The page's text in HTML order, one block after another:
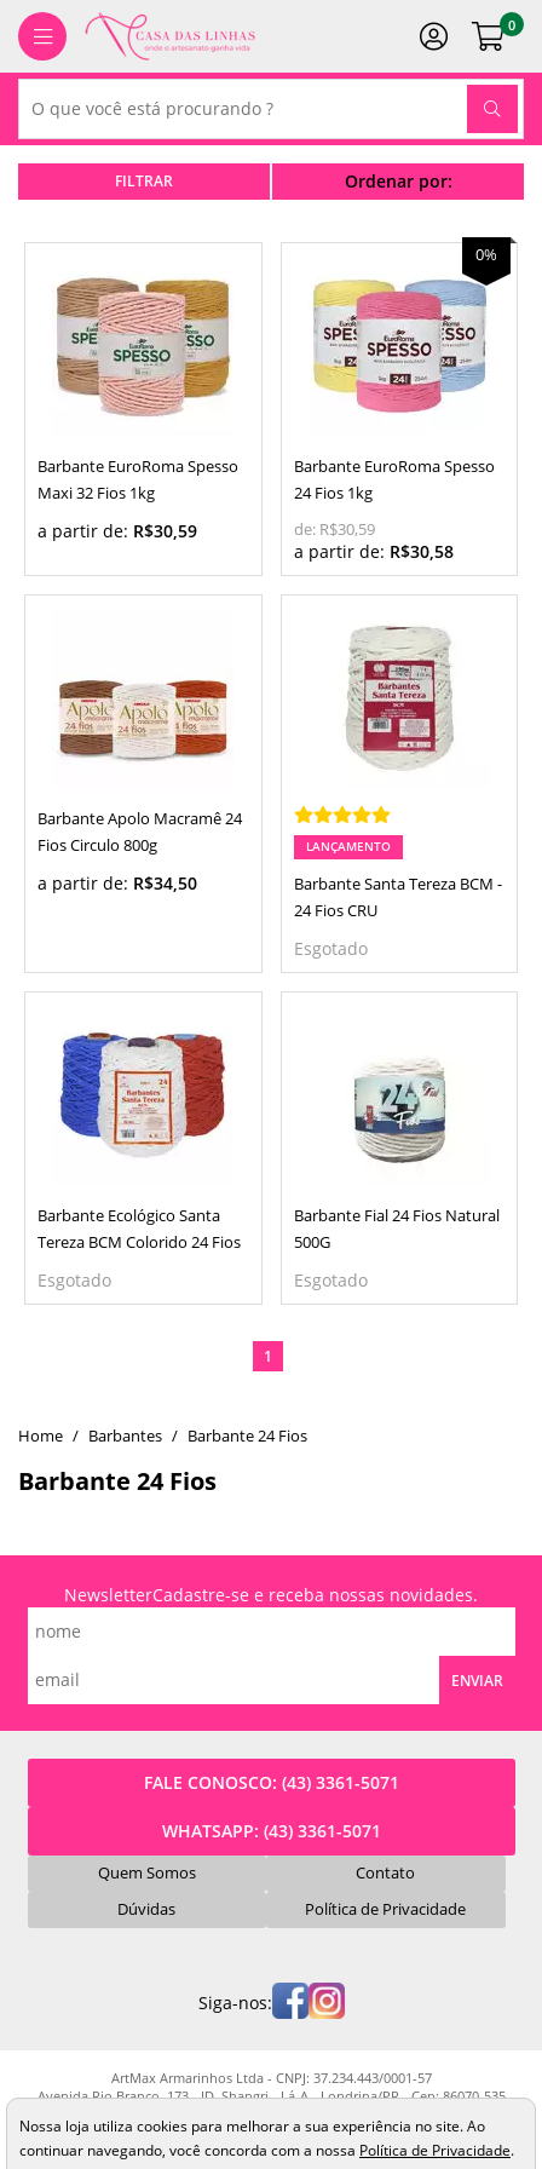
0
Barbantes Barbante 24 Fios
Barbante 24 Fios
Ordenar por:
Barbante EuroRoma Spesso
Maxi 32 Fios 1kg
a partir de: R$30,59
Barbante EuroRoma Spesso
24 Fios 1kg
de: R$30,59
a partir de: R$30,58
0%
Barbante Apolo Macramê 24
Fios Circulo 800g
a partir de: R$34,50
LANÇAMENTO
Barbante Santa Tereza BCM -
24 Fios CRU
Esgotado
Barbante Ecológico Santa
Tereza BCM Colorido 24 Fios
Esgotado
Barbante Fial 24 Fios Natural
500G
Esgotado
1
NewsletterCadastre-se e receba nossas novidades.
ENVIAR
FALE CONOSCO: (43) 3361-5071
WHATSAPP: (43) 3361-5071
Quem Somos
Contato
Dúvidas
Política de Privacidade
Siga-nos:
ArtMax Armarinhos Ltda - CNPJ: 37.234.443/0001-57
Avenida Rio Branco, 173 - JD. Shangri - Lá-A - Londrina/PR - Cep: 86070-535
neste site não valem necessariamente para nossa loja física e podem sofrer
alterações sem prévia notificação. Imagens meramente ilustrativas. Pedidos
Nossa loja utiliza cookies para melhorar a sua experiência no site. Ao
continuar navegando, você concorda com a nossa Política de Privacidade.